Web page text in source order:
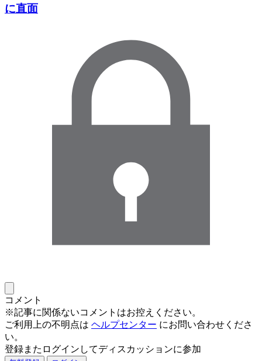
に直面
コメント
※記事に関係ないコメントはお控えください。
ご利用上の不明点は ヘルプセンター にお問い合わせくださ
い。
登録またログインしてディスカッションに参加